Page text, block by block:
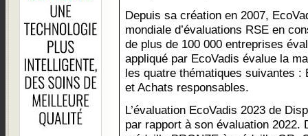
Depuis sa création en 2007,
mondiale d’évaluations RSE en
de plus de 100 000 entreprises
appliqué par EcoVadis évalue la
les quatre thématiques suivantes :
et Achats responsables.
L’évaluation EcoVadis 2023 de
par rapport à son évaluation 2022.